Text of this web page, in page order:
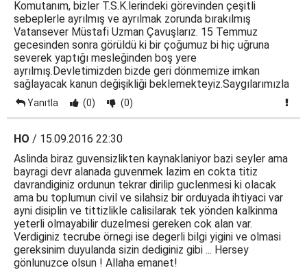
Komutanım, bizler T.S.K.lerindeki görevinden çeşitli
sebeplerle ayrılmış ve ayrılmak zorunda bırakılmış
Vatansever Müstafi Uzman Çavuşlarız. 15 Temmuz
gecesinden sonra görüldü ki bir çoğumuz bi hiç uğruna
severek yaptığı mesleğinden boş yere
ayrılmış.Devletimizden bizde geri dönmemize imkan
sağlayacak kanun değişikliği beklemekteyiz.Saygılarımızla
Yanıtla (0) (0)
HO / 15.09.2016 22:30
Aslinda biraz guvensizlikten kaynaklaniyor bazi seyler ama
bayragi devr alanada guvenmek lazim en cokta titiz
davrandiginiz ordunun tekrar dirilip guclenmesi ki olacak
ama bu toplumun civil ve silahsiz bir orduyada ihtiyaci var
ayni disiplin ve tittizlikle calisilarak tek yönden kalkinma
yeterli olmayabilir duzelmesi gereken cok alan var.
Verdiginiz tecrube örnegi ise degerli bilgi yigini ve olmasi
gereksinim duyulanda sizin dediginiz gibi ... Hersey
gönlunuzce olsun ! Allaha emanet!